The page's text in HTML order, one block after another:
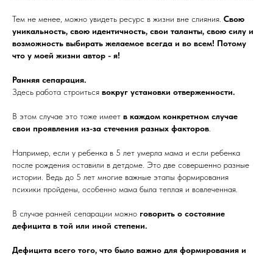
Тем не менее, можно увидеть ресурс в жизни вне слияния. Свою
уникальность, свою идентичность, свои таланты, свою силу и
возможность выбирать желаемое всегда и во всем! Потому
что у моей жизни автор - я!
Ранняя сепарация.
Здесь работа строиться вокруг установки отверженности.
В этом случае это тоже имеет в каждом конкретном случае
свои проявления из-за стечения разных факторов
Например, если у ребенка в 5 лет умерла мама и если ребенка
после рождения оставили в детдоме. Это две совершенно разные
истории. Ведь до 5 лет многие важные этапы формирования
психики пройдены, особенно мама была теплая и вовлеченная.
В случае ранней сепарации можно говорить о состояние
дефицита в той или иной степени.
Дефицита всего того, что было важно для формирования и